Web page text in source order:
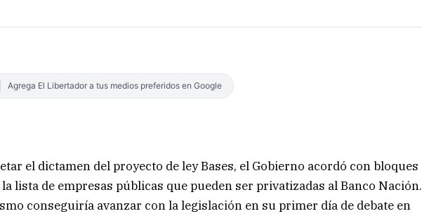
Agrega El Libertador a tus medios preferidos en Google
el dictamen del proyecto de ley Bases, el Gobierno acordó con bloques
lista de empresas públicas que pueden ser privatizadas al Banco Nación.
conseguiría avanzar con la legislación en su primer día de debate en